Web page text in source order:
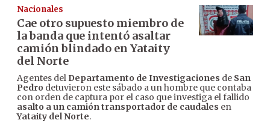
Nacionales
Cae otro supuesto miembro de
la banda que intentó asaltar
camión blindado en Yataity
del Norte
Agentes del Departamento de Investigaciones de San
Pedro detuvieron este sábado a un hombre que contaba
con orden de captura por el caso que investiga el fallido
asalto a un camión transportador de caudales en
Yataity del Norte.